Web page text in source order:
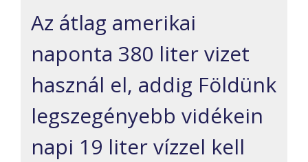
Az átlag amerikai
naponta 380 liter vizet
használ el, addig Földünk
legszegényebb vidékein
napi 19 liter vízzel kell